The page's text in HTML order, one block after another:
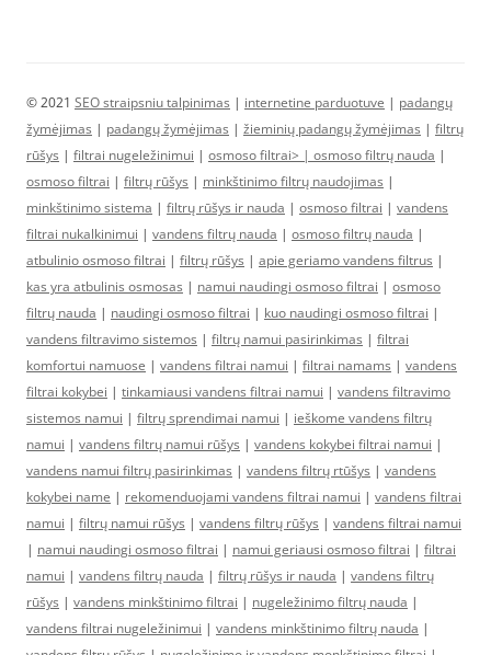
© 2021 SEO straipsniu talpinimas | internetine parduotuve | padangų
žymėjimas | padangų žymėjimas | žieminių padangų žymėjimas | filtrų
rūšys | filtrai nugeležinimui | osmoso filtrai> | osmoso filtrų nauda |
osmoso filtrai | filtrų rūšys | minkštinimo filtrų naudojimas |
minkštinimo sistema | filtrų rūšys ir nauda | osmoso filtrai | vandens
filtrai nukalkinimui | vandens filtrų nauda | osmoso filtrų nauda |
atbulinio osmoso filtrai | filtrų rūšys | apie geriamo vandens filtrus |
kas yra atbulinis osmosas | namui naudingi osmoso filtrai | osmoso
filtrų nauda | naudingi osmoso filtrai | kuo naudingi osmoso filtrai |
vandens filtravimo sistemos | filtrų namui pasirinkimas | filtrai
komfortui namuose | vandens filtrai namui | filtrai namams | vandens
filtrai kokybei | tinkamiausi vandens filtrai namui | vandens filtravimo
sistemos namui | filtrų sprendimai namui | ieškome vandens filtrų
namui | vandens filtrų namui rūšys | vandens kokybei filtrai namui |
vandens namui filtrų pasirinkimas | vandens filtrų rtūšys | vandens
kokybei name | rekomenduojami vandens filtrai namui | vandens filtrai
namui | filtrų namui rūšys | vandens filtrų rūšys | vandens filtrai namui
| namui naudingi osmoso filtrai | namui geriausi osmoso filtrai | filtrai
namui | vandens filtrų nauda | filtrų rūšys ir nauda | vandens filtrų
rūšys | vandens minkštinimo filtrai | nugeležinimo filtrų nauda |
vandens filtrai nugeležinimui | vandens minkštinimo filtrų nauda |